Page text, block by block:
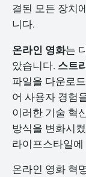
결된 모든 장치
니다.
온라인 영화는
았습니다. 스트
파일을 다운로
어 사용자 경험
이러한 기술 혁
방식을 변화시
라이프스타일
온라인 영화 혁